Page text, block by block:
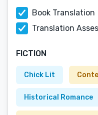
Book Translation
Translation
FICTION
Chick Lit
Historical Romance